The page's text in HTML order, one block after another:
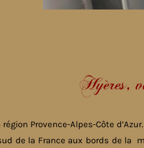
Hyères,
Provence-Alpes-Côte d’Azur.
de la France aux bords de la